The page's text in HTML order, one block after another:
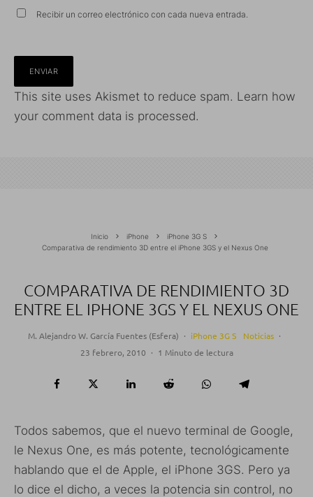
Recibir un correo electrónico con cada nueva entrada.
This site uses Akismet to reduce spam. Learn how
your comment data is processed.
Inicio iPhone
iPhone 3G S
Comparativa de rendimiento 3D entre el iPhone 3GS y el Nexus One
COMPARATIVA DE RENDIMIENTO 3D
ENTRE EL IPHONE 3GS Y EL NEXUS ONE
M. Alejandro W. García Fuentes (Esfera) · iPhone 3G S Noticias ·
23 febrero, 2010 · 1 Minuto de lectura
Todos sabemos, que el nuevo terminal de Google,
le Nexus One, es más potente, tecnológicamente
hablando que el de Apple, el iPhone 3GS. Pero ya
lo dice el dicho, a veces la potencia sin control, no